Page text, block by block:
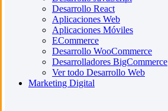
Desarrollo React
Aplicaciones Web
Aplicaciones Móviles
ECommerce
Desarrollo WooCommerce
Desarrolladores BigCommerce
Ver todo Desarrollo Web
Marketing Digital